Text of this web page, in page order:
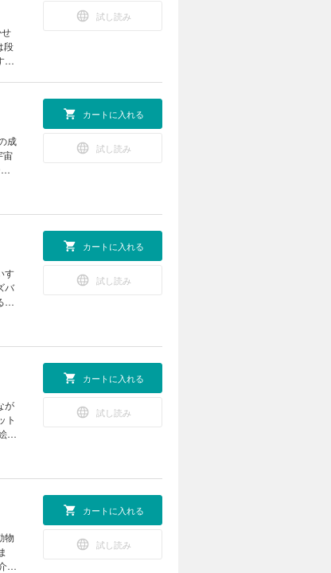
段
。
び
け
試し読み
成
宙
う
ー
な
カートに入れる
試し読み
す
バ
の
ニ
解
カートに入れる
試し読み
が
ト
を
世
テ
カートに入れる
試し読み
物
。
カートに入れる
試し読み